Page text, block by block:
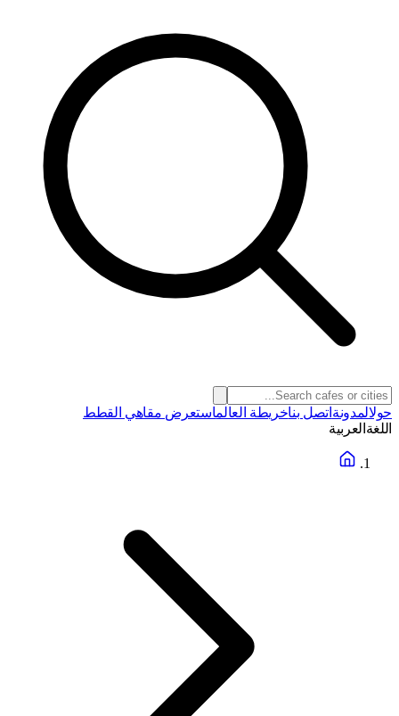
حولالمدونة اتصل بناخريطة العالماستعرض مقاهي القطط
اللغة العربية